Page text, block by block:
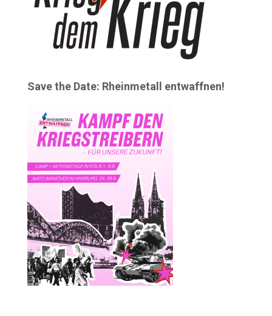
Save the Date: Rheinmetall entwaffnen!